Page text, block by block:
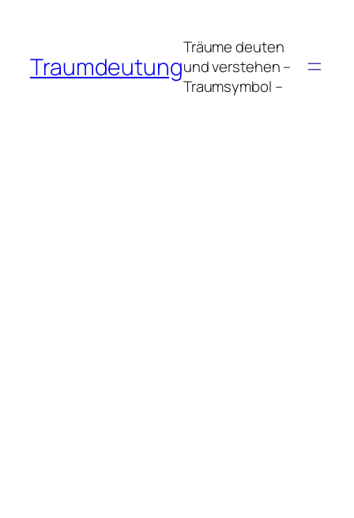
springen
Traumdeutung
Träume deuten
und verstehen –
Traumsymbol –